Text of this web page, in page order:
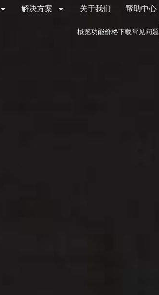
解决方案 关于我们 帮助中心
常见问题
下载
价格
功能
概览